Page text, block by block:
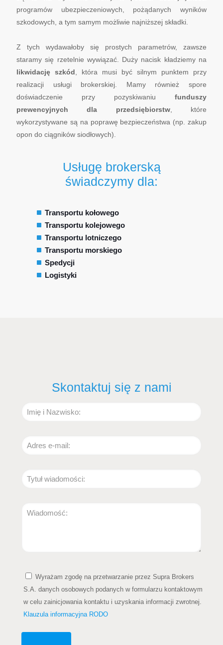
programów ubezpieczeniowych, pożądanych wyników
szkodowych, a tym samym możliwie najniższej składki.
Z tych wydawałoby się prostych parametrów, zawsze
staramy się rzetelnie wywiązać. Duży nacisk kładziemy na
likwidację szkód , która musi być silnym punktem przy
realizacji usługi brokerskiej. Mamy również spore
doświadczenie przy pozyskiwaniu funduszy
prewencyjnych dla przedsiębiorstw, które
wykorzystywane są na poprawę bezpieczeństwa (np. zakup
opon do ciągników siodłowych).
Usługę brokerską
świadczymy dla:
Transportu kołowego
Transportu kolejowego
Transportu lotniczego
Transportu morskiego
Spedycji
Logistyki
Skontaktuj się z nami
Wyrażam zgodę na przetwarzanie przez Supra Brokers
S.A. danych osobowych podanych w formularzu kontaktowym
w celu zainicjowania kontaktu i uzyskania informacji zwrotnej.
Klauzula informacyjna RODO